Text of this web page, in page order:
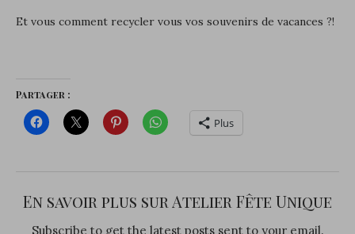
Et vous comment recycler vous vos souvenirs de vacances ?!
Partager :
Plus
En savoir plus sur Atelier Fête Unique
Subscribe to get the latest posts sent to your email.